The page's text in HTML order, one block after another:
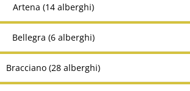
Artena (14 alberghi)
Bellegra (6 alberghi)
Bracciano (28 alberghi)